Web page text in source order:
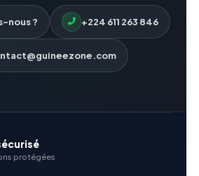
nous ? +224 611 263 846
protégées